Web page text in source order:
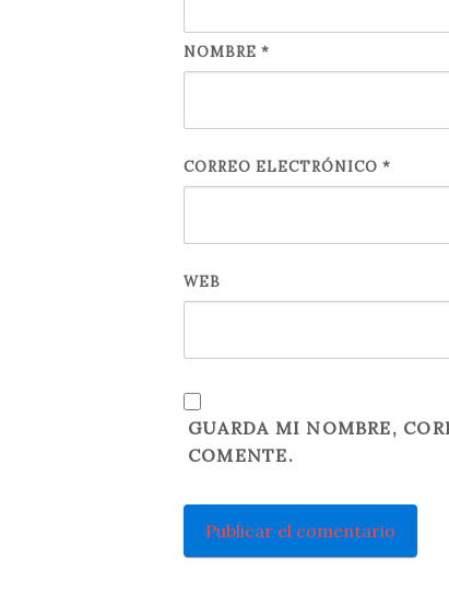
NOMBRE *
CORREO ELECTRÓNICO *
WEB
GUARDA MI NOMBRE,
COMENTE.